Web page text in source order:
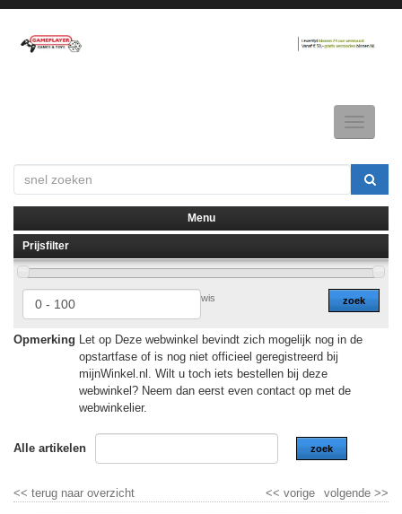
Toggle
▼
▼
Menu
Prijsfilter
zoek
wis
Opmerking Let op Deze webwinkel bevindt zich mogelijk nog in de
opstartfase of is nog niet officieel geregistreerd bij
mijnWinkel.nl. Wilt u toch iets bestellen bij deze
webwinkel? Neem dan eerst even contact op met de
webwinkelier.
Alle artikelen zoek
<< terug naar overzicht volgende >>
<< vorige